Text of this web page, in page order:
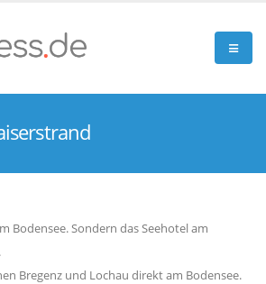
Bodensee. Sondern das Seehotel am
Bregenz und Lochau direkt am Bodensee.